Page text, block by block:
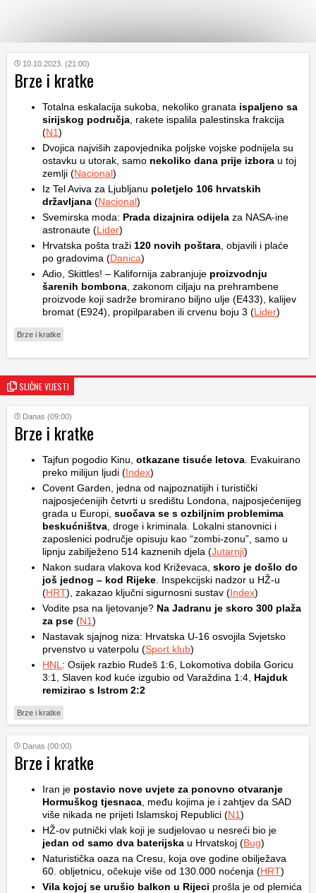
KATEGORIJE
HRVATSKI
WEB
10.10.2023. (21:00)
Brze i kratke
Totalna eskalacija sukoba, nekoliko granata ispaljeno sa
sirijskog područja , rakete ispalila palestinska frakcija
(N1)
Dvojica najviših zapovjednika poljske vojske podnijela su
ostavku u utorak, samo nekoliko dana prije izbora u toj
zemlji (Nacional)
Iz Tel Aviva za Ljubljanu poletjelo 106 hrvatskih
državljana (Nacional)
Svemirska moda: Prada dizajnira odijela za NASA-ine
astronaute (Lider)
Hrvatska pošta traži 120 novih poštara , objavili i plaće
po gradovima (Danica)
Adio, Skittles! – Kalifornija zabranjuje proizvodnju
šarenih bombona , zakonom ciljaju na prehrambene
proizvode koji sadrže bromirano biljno ulje (E433), kalijev
bromat (E924), propilparaben ili crvenu boju 3 (Lider)
Brze i kratke
SLIČNE VIJESTI
Danas (09:00)
Brze i kratke
Tajfun pogodio Kinu, otkazane tisuće letova . Evakuirano
preko milijun ljudi (Index)
Covent Garden, jedna od najpoznatijih i turistički
najposjećenijih četvrti u središtu Londona, najposjećenijeg
grada u Europi, suočava se s ozbiljnim problemima
beskućništva , droge i kriminala. Lokalni stanovnici i
zaposlenici područje opisuju kao “zombi-zonu”, samo u
lipnju zabilježeno 514 kaznenih djela (Jutarnji)
Nakon sudara vlakova kod Križevaca, skoro je došlo do
još jednog – kod Rijeke . Inspekcijski nadzor u HŽ-u
(HRT), zakazao ključni sigurnosni sustav (Index)
Vodite psa na ljetovanje? Na Jadranu je skoro 300 plaža
za pse (N1)
Nastavak sjajnog niza: Hrvatska U-16 osvojila Svjetsko
prvenstvo u vaterpolu (Sport klub)
HNL : Osijek razbio Rudeš 1:6, Lokomotiva dobila Goricu
3:1, Slaven kod kuće izgubio od Varaždina 1:4, Hajduk
remizirao s Istrom 2:2
Brze i kratke
Danas (00:00)
Brze i kratke
Iran je postavio nove uvjete za ponovno otvaranje
Hormuškog tjesnaca , među kojima je i zahtjev da SAD
više nikada ne prijeti Islamskoj Republici (N1)
HŽ-ov putnički vlak koji je sudjelovao u nesreći bio je
jedan od samo dva baterijska u Hrvatskoj (Bug)
Naturistička oaza na Cresu, koja ove godine obilježava
60. obljetnicu, očekuje više od 130.000 noćenja (HRT)
Vila kojoj se urušio balkon u Rijeci prošla je od plemića